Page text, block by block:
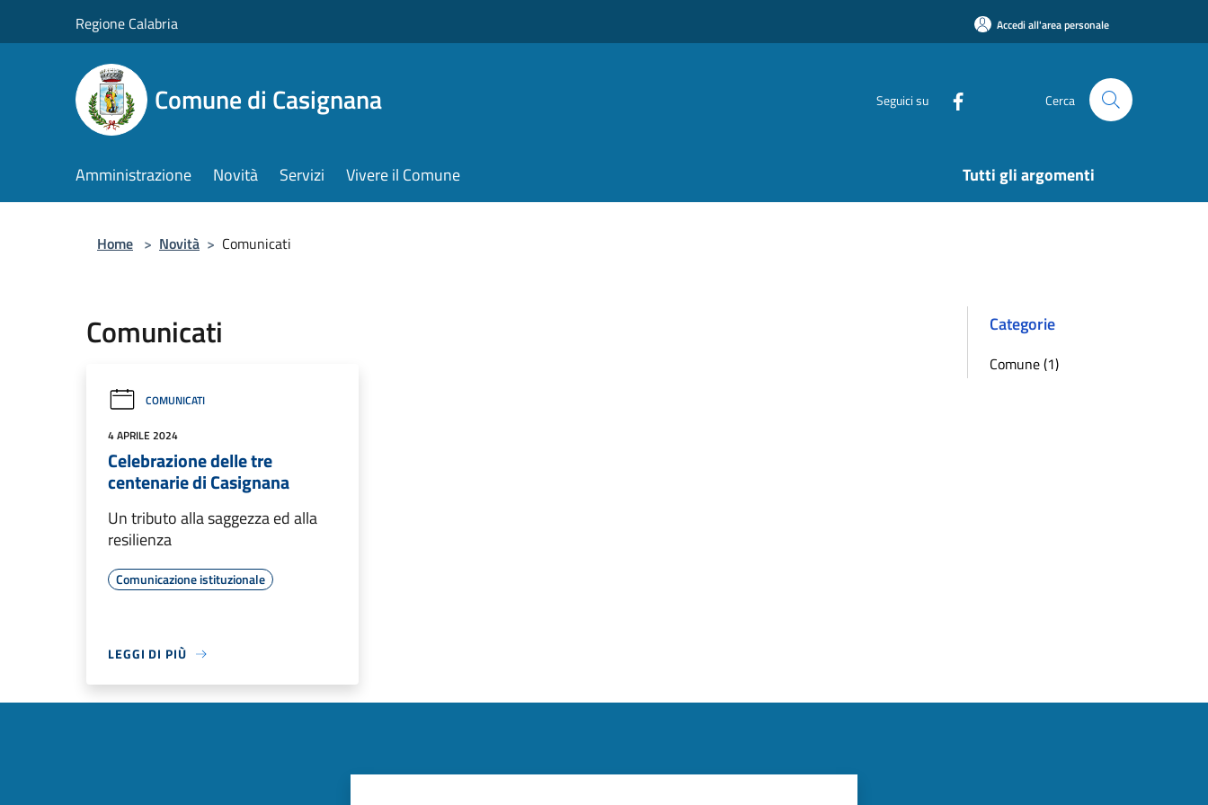
Regione Calabria Accedi all'area personale
Comune di Casignana Seguici su Cerca
Amministrazione Novità Servizi Vivere il Comune Tutti gli argomenti
Home > Novità > Comunicati
Comunicati
COMUNICATI
4 APRILE 2024
Celebrazione delle tre
centenarie di Casignana
Un tributo alla saggezza ed alla
resilienza
Comunicazione istituzionale
LEGGI DI PIÙ
Categorie
Comune (1)